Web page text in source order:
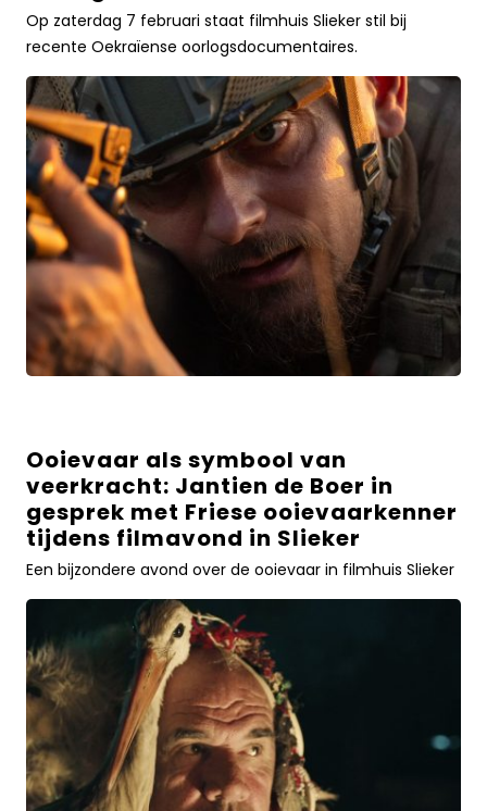
in
Slieker
een
indringende
blik
op
de
oorlog
in
OekraïneLees
meer
over
Op zaterdag 7 februari staat filmhuis Slieker stil bij
recente Oekraïense oorlogsdocumentaires.
Ooievaar
als
symbool
van
veerkracht:
Boer
in
gesprek
met
Friese
ooievaarkenner
tijdens
Ooievaar als symbool van
veerkracht: Jantien de Boer in
gesprek met Friese ooievaarkenner
tijdens filmavond in Slieker
Een bijzondere avond over de ooievaar in filmhuis Slieker